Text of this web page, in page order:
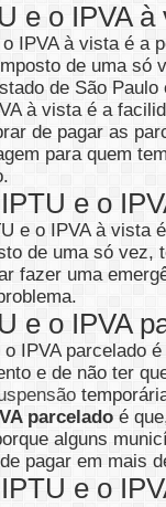
e o IPVA à
IPVA à vista é
de uma
de São
à vista é a
de pagar as
para quem
e o
e o IPVA à
de uma só
fazer uma
e o IPVA
IPVA parcelado
e de não ter
parcelado é
alguns
pagar em mais
e o